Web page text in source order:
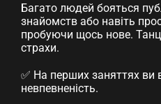
Багато людей бояться
знайомств або навіть
пробуючи щось нове.
страхи.
✅ На перших заняттях ви
невпевненість.